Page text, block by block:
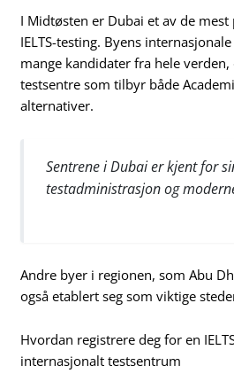
I Midtøsten er Dubai et av de
IELTS-testing. Byens
mange kandidater fra hele
testsentre som tilbyr både
alternativer.
Sentrene i Dubai er kjent for
testadministrasjon og
Andre byer i regionen, som Abu
også etablert seg som viktige
Hvordan registrere deg for en
internasjonalt testsentrum